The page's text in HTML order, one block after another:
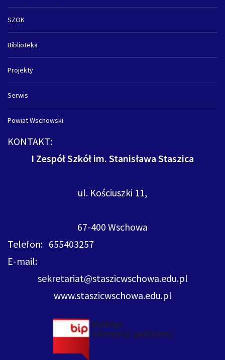
SZOK
Biblioteka
Projekty
Serwis
Powiat Wschowski
KONTAKT:
I Zespół Szkół im. Stanisława Staszica
ul. Kościuszki 11,
67-400 Wschowa
Telefon: 655403257
E-mail:
sekretariat@staszicwschowa.edu.pl
www.staszicwschowa.edu.pl